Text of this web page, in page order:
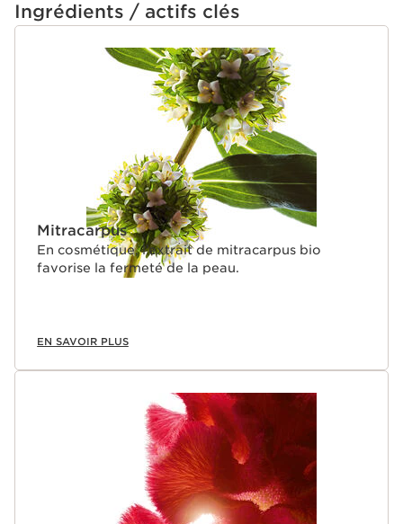
Ingrédients / actifs clés
ALLER AU CONTENU
Mitracarpus
En cosmétique, l’extrait de mitracarpus bio
favorise la fermeté de la peau.
EN SAVOIR PLUS